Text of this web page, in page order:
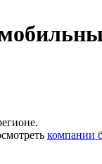
компании